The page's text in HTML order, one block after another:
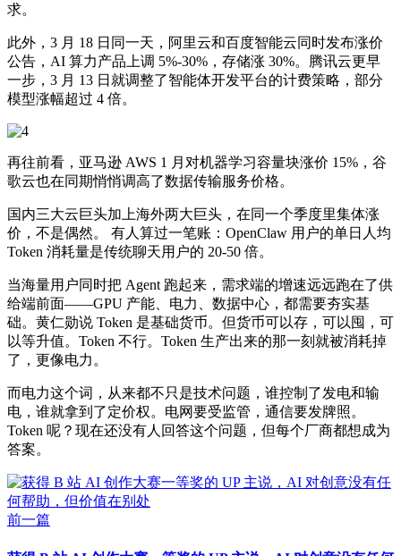
求。
此外，3 月 18 日同一天，阿里云和百度智能云同时发布涨价
公告，AI 算力产品上调 5%-30%，存储涨 30%。腾讯云更早
一步，3 月 13 日就调整了智能体开发平台的计费策略，部分
模型涨幅超过 4 倍。
再往前看，亚马逊 AWS 1 月对机器学习容量块涨价 15%，谷
歌云也在同期悄悄调高了数据传输服务价格。
国内三大云巨头加上海外两大巨头，在同一个季度里集体涨
价，不是偶然。 有人算过一笔账：OpenClaw 用户的单日人均
Token 消耗量是传统聊天用户的 20-50 倍。
当海量用户同时把 Agent 跑起来，需求端的增速远远跑在了供
给端前面——GPU 产能、电力、数据中心，都需要夯实基
础。黄仁勋说 Token 是基础货币。但货币可以存，可以囤，可
以等升值。Token 不行。Token 生产出来的那一刻就被消耗掉
了，更像电力。
而电力这个词，从来都不只是技术问题，谁控制了发电和输
电，谁就拿到了定价权。电网要受监管，通信要发牌照。
Token 呢？现在还没有人回答这个问题，但每个厂商都想成为
答案。
前一篇